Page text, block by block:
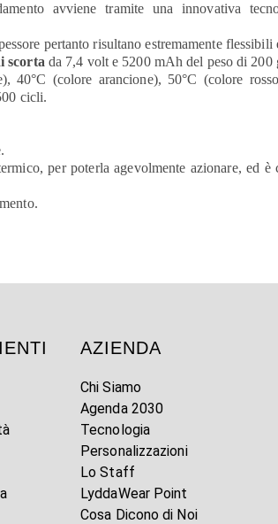
avviene tramite una innovativa
pertanto risultano estremamente flessibili
scorta da 7,4 volt e 5200 mAh del peso di
(colore arancione), 50°C (colore
cicli.
per poterla agevolmente azionare, ed è
AZIENDA
Chi Siamo
Agenda 2030
Tecnologia
Personalizzazioni
Lo Staff
LyddaWear Point
Cosa Dicono di Noi